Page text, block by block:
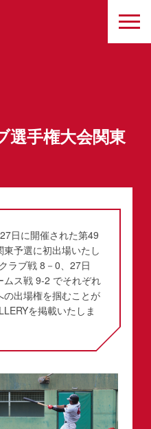
選手権大会関東
日に開催された第49
予選に初出場いたし
ラブ戦 8－0、27日
ムス戦 9-2 でそれぞれ
出場権を掴むことが
を掲載いたしま